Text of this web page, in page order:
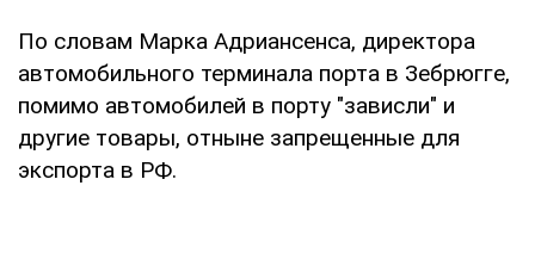
По словам Марка Адриансенса, директора
автомобильного терминала порта в Зебрюгге,
помимо автомобилей в порту "зависли" и
другие товары, отныне запрещенные для
экспорта в РФ.